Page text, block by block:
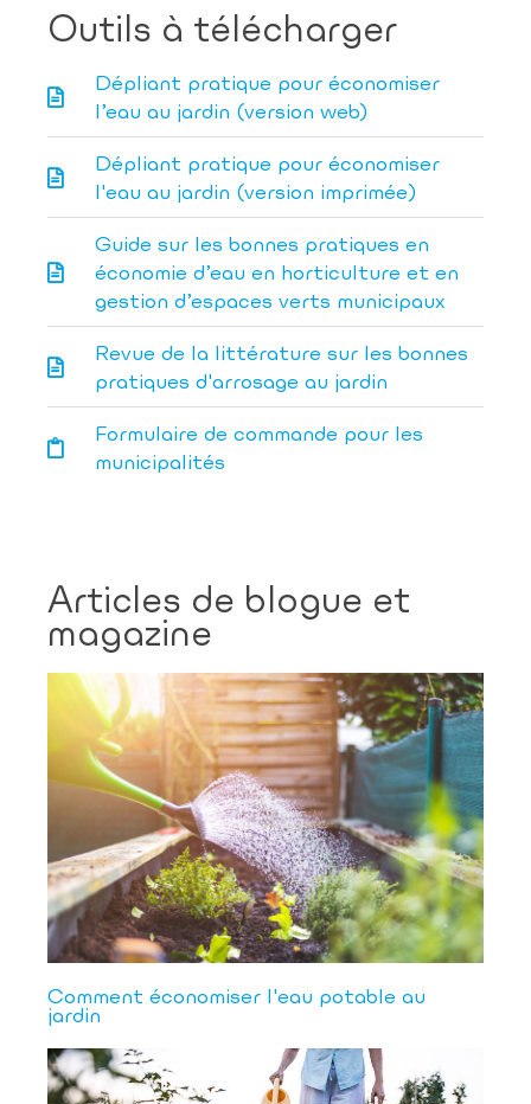
Outils à télécharger
Dépliant pratique pour économiser
l’eau au jardin (version web)
Dépliant pratique pour économiser
l'eau au jardin (version imprimée)
Guide sur les bonnes pratiques en
économie d’eau en horticulture et en
gestion d’espaces verts municipaux
Revue de la littérature sur les bonnes
pratiques d'arrosage au jardin
Formulaire de commande pour les
municipalités
Articles de blogue et
magazine
Comment économiser l'eau potable au
jardin